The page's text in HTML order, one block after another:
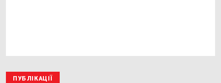
ПУБЛІКАЦІЇ